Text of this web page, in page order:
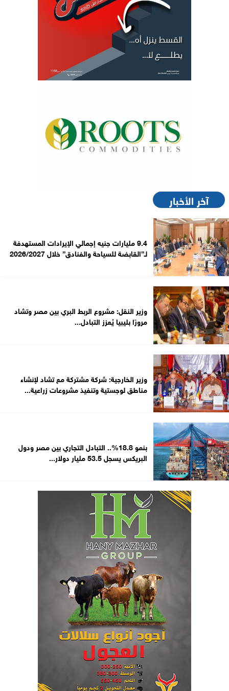
آخر الأخبار
9.4 مليارات جنيه إجمالي الإيرادات المستهدفة
لـ”القابضة للسياحة والفنادق” خلال 2026/2027
وزير النقل: مشروع الربط البري بين مصر وتشاد
مرورًا بليبيا يُعزز التبادل...
وزير الخارجية: شركة مشتركة مع تشاد لإنشاء
مناطق لوجستية وتنفيذ مشروعات زراعية...
بنمو 18.8%.. التبادل التجاري بين مصر ودول
البريكس يسجل 53.5 مليار دولار...